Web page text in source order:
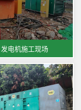
发电机施工现场